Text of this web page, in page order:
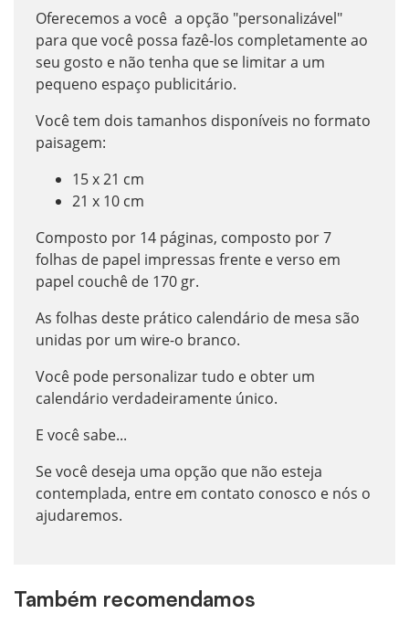
Oferecemos a você a opção "personalizável"
para que você possa fazê-los completamente ao
seu gosto e não tenha que se limitar a um
pequeno espaço publicitário.
Você tem dois tamanhos disponíveis no formato
paisagem:
15 x 21 cm
21 x 10 cm
Composto por 14 páginas, composto por 7
folhas de papel impressas frente e verso em
papel couchê de 170 gr.
As folhas deste prático calendário de mesa são
unidas por um wire-o branco.
Você pode personalizar tudo e obter um
calendário verdadeiramente único.
E você sabe...
Se você deseja uma opção que não esteja
contemplada, entre em contato conosco e nós o
ajudaremos.
Também recomendamos